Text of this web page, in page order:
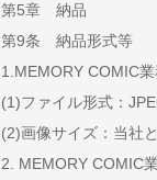
第5章 納品
第9条 納品形式等
1.MEMORY COMIC
(1)ファイル形式：
(2)画像サイズ：当社
2. MEMORY COMIC